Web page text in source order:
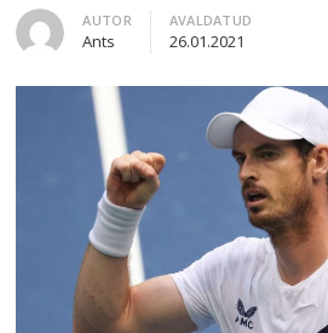
Author
AUTOR
Ants
AVALDATUD
26.01.2021